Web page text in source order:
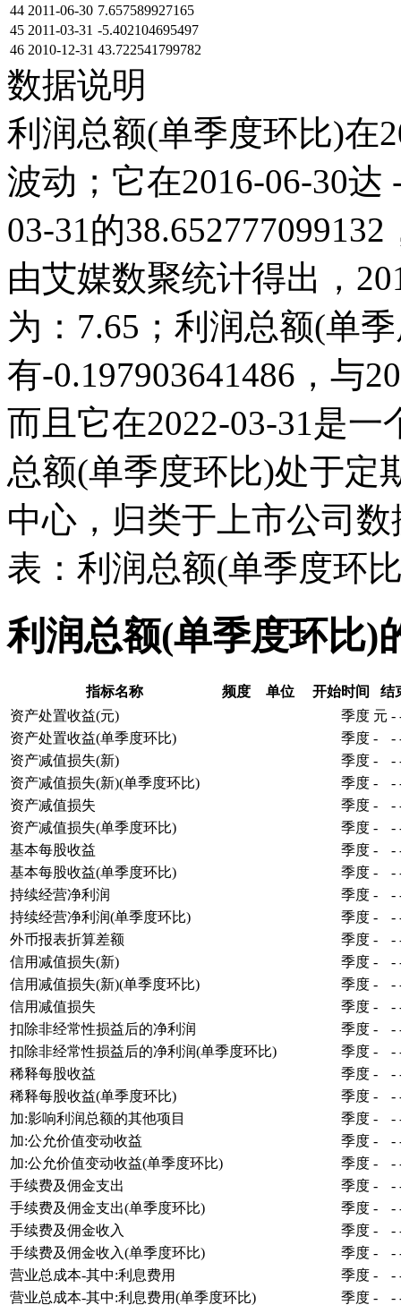
44 2011-06-30 7.657589927165
45 2011-03-31 -5.402104695497
46 2010-12-31 43.722541799782
数据说明
利润总额(单季度环比)在
波动；它在2016-06-30达
03-31的
由艾媒数聚统计得出，
为：7.65；利润总额(单
有-0.197903641486，与
而且它在2022-03-31是
总额(单季度环比)处于定
中心，归类于上市公司
表：利润总额(单季度环
利润总额(单季度环比)
指标名称 频度 单位 开始时间
结
资产处置收益(元)
季度 元 -
资产处置收益(单季度环比)
季度 - -
资产减值损失(新)
季度 - -
资产减值损失(新)(单季度环比)
季度 - -
资产减值损失
季度 - -
资产减值损失(单季度环比)
季度 - -
基本每股收益
季度 - -
基本每股收益(单季度环比)
季度 - -
持续经营净利润
季度 - -
持续经营净利润(单季度环比)
季度 - -
外币报表折算差额
季度 - -
信用减值损失(新)
季度 - -
信用减值损失(新)(单季度环比)
季度 - -
信用减值损失
季度 - -
扣除非经常性损益后的净利润
季度 - -
扣除非经常性损益后的净利润(单季度环比)
季度 - -
稀释每股收益
季度 - -
稀释每股收益(单季度环比)
季度 - -
加:影响利润总额的其他项目
季度 - -
加:公允价值变动收益
季度 - -
加:公允价值变动收益(单季度环比)
季度 - -
手续费及佣金支出
季度 - -
手续费及佣金支出(单季度环比)
季度 - -
手续费及佣金收入
季度 - -
手续费及佣金收入(单季度环比)
季度 - -
营业总成本-其中:利息费用
季度 - -
营业总成本-其中:利息费用(单季度环比)
季度 - -